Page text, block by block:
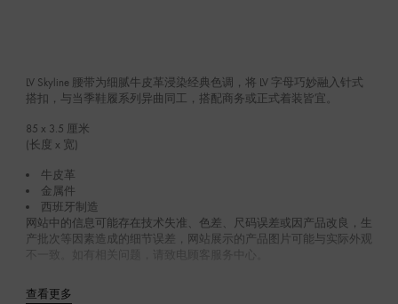
LV Skyline 腰带为细腻牛皮革浸染经典色调，将 LV 字母巧妙融入针式
搭扣，与当季鞋履系列异曲同工，搭配商务或正式着装皆宜。
85 x 3.5 厘米
(长度 x 宽)
牛皮革
金属件
西班牙制造
网站中的信息可能存在技术失准、色差、尺码误差或因产品改良，生
产批次等因素造成的细节误差，网站展示的产品图片可能与实际外观
不一致。如有相关问题，请致电顾客服务中心。
查看更多